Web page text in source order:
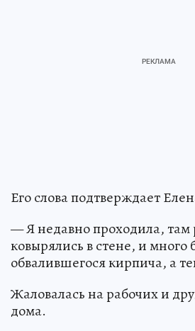
Его слова подтверждает
— Я недавно проходила, там
ковырялись в стене, и много
обвалившегося кирпича, а
Жаловалась на рабочих и
дома.